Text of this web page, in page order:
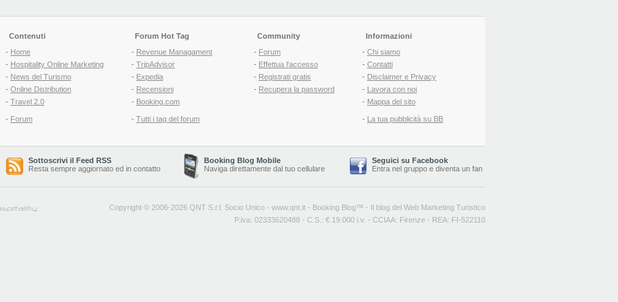
Contenuti
- Home
- Hospitality Online Marketing
- News del Turismo
- Online Distribution
- Travel 2.0
- Forum
Forum Hot Tag
- Revenue Managament
- TripAdvisor
- Expedia
- Recensioni
- Booking.com
- Tutti i tag del forum
Community
- Forum
- Effettua l'accesso
- Registrati gratis
- Recupera la password
Informazioni
- Chi siamo
- Contatti
- Disclaimer e Privacy
- Lavora con noi
- Mappa del sito
- La tua pubblicità su BB
Sottoscrivi il Feed RSS
Resta sempre aggiornato ed in contatto
Booking Blog Mobile
Naviga direttamente dal tuo cellulare
Seguici su Facebook
Entra nel gruppo e diventa un fan
Copyright © 2006-2026 QNT S.r.l. Socio Unico - www.qnt.it - Booking Blog™ - Il blog del Web Marketing Turistico
P.iva: 02333620488 - C.S.: € 19.000 i.v. - CCIAA: Firenze - REA: FI-522110